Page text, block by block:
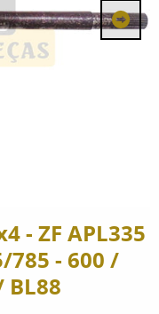
- ZF APL335
785 - 600 /
BL88